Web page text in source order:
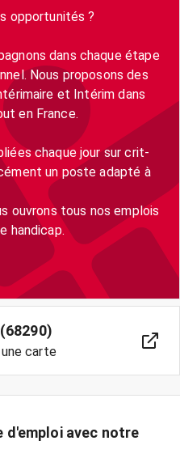
opportunités ?
dans chaque étape
Nous proposons des
et Intérim dans
en France.
chaque jour sur crit-
un poste adapté à
ouvrons tous nos emplois
handicap.
carte
d'emploi avec notre